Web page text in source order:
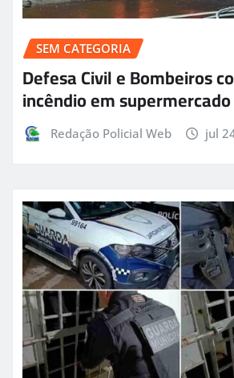
SEM CATEGORIA
Defesa Civil e Bombeiros
incêndio em
Redação Policial Web jul